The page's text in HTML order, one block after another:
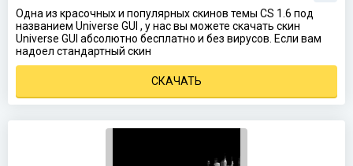
Одна из красочных и популярных скинов темы CS 1.6 под
названием Universe GUI , у нас вы можете скачать скин
Universe GUI абсолютно бесплатно и без вирусов. Если вам
надоел стандартный скин
СКАЧАТЬ